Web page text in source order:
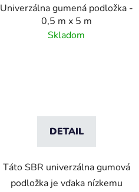
Univerzálna gumená podložka -
0,5 m x 5 m
Skladom
DETAIL
Táto SBR univerzálna gumová
podložka je vďaka nízkemu